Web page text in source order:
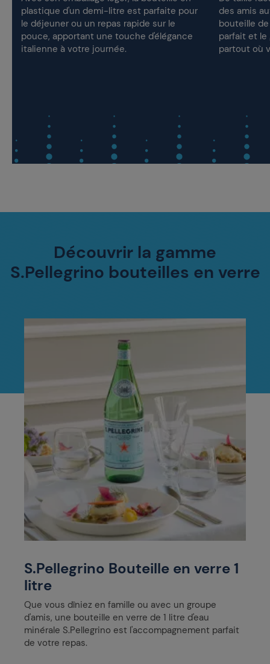
plastique d'un demi-litre est parfaite pour
le déjeuner ou un repas rapide sur le
pouce, apportant une touche d'élégance
italienne à votre journée.
des amis
bouteille
parfait et le
partout où
Découvrir la gamme
S.Pellegrino bouteilles en verre
S.Pellegrino Bouteille en verre 1
litre
Que vous dîniez en famille ou avec un groupe
d'amis, une bouteille en verre de 1 litre d'eau
minérale S.Pellegrino est l'accompagnement parfait
de votre repas.